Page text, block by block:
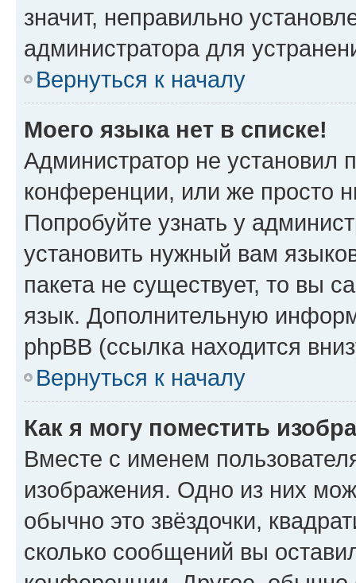
значит, неправильно
администратора для
Вернуться к началу
Моего языка нет в списке!
Администратор не установил
конференции, или же просто
Попробуйте узнать у
установить нужный вам
пакета не существует, то вы
язык. Дополнительную
phpBB (ссылка находится
Вернуться к началу
Как я могу поместить
Вместе с именем
изображения. Одно из них
обычно это звёздочки,
сколько сообщений вы